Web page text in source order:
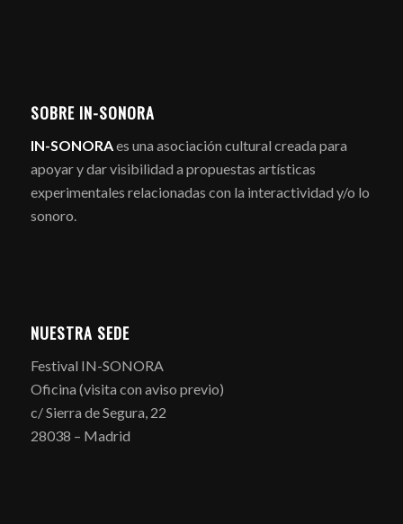
SOBRE IN-SONORA
IN-SONORAes una asociación cultural creada para
apoyar y dar visibilidad a propuestas artísticas
experimentales relacionadas con la interactividad y/o lo
sonoro.
NUESTRA SEDE
Festival IN-SONORA
Oficina (visita con aviso previo)
c/ Sierra de Segura, 22
28038 – Madrid